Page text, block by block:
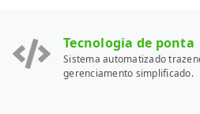
Tecnologia de ponta
Sistema automatizado
gerenciamento simplificado.